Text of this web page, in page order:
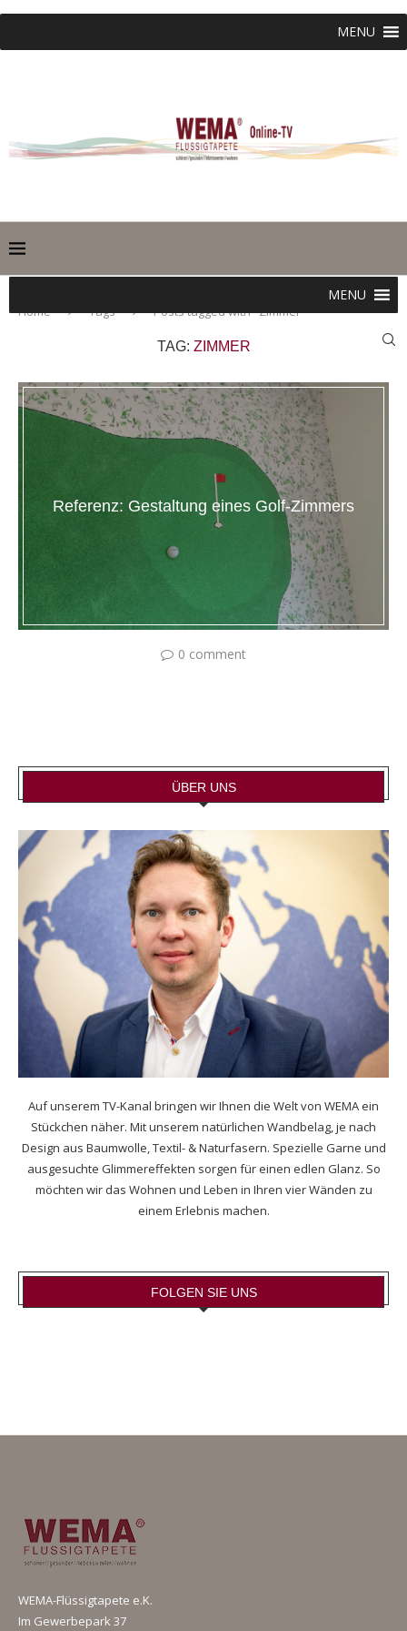
MENU
MENU
Home Tags Posts tagged with "Zimmer"
TAG: ZIMMER
Referenz: Gestaltung eines Golf-Zimmers
0 comment
ÜBER UNS
Auf unserem TV-Kanal bringen wir Ihnen die Welt von WEMA ein
Stückchen näher. Mit unserem natürlichen Wandbelag, je nach
Design aus Baumwolle, Textil- & Naturfasern. Spezielle Garne und
ausgesuchte Glimmereffekten sorgen für einen edlen Glanz. So
möchten wir das Wohnen und Leben in Ihren vier Wänden zu
einem Erlebnis machen.
FOLGEN SIE UNS
WEMA-Flüssigtapete e.K.
Im Gewerbepark 37